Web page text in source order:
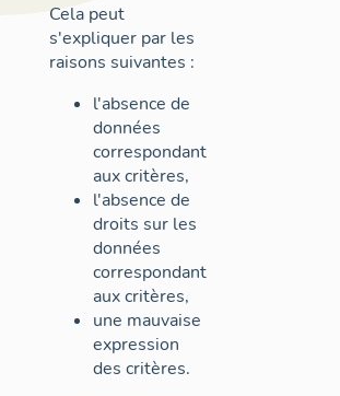
Cela peut
s'expliquer par les
raisons suivantes :
l'absence de
données
correspondant
aux critères,
l'absence de
droits sur les
données
correspondant
aux critères,
une mauvaise
expression
des critères.